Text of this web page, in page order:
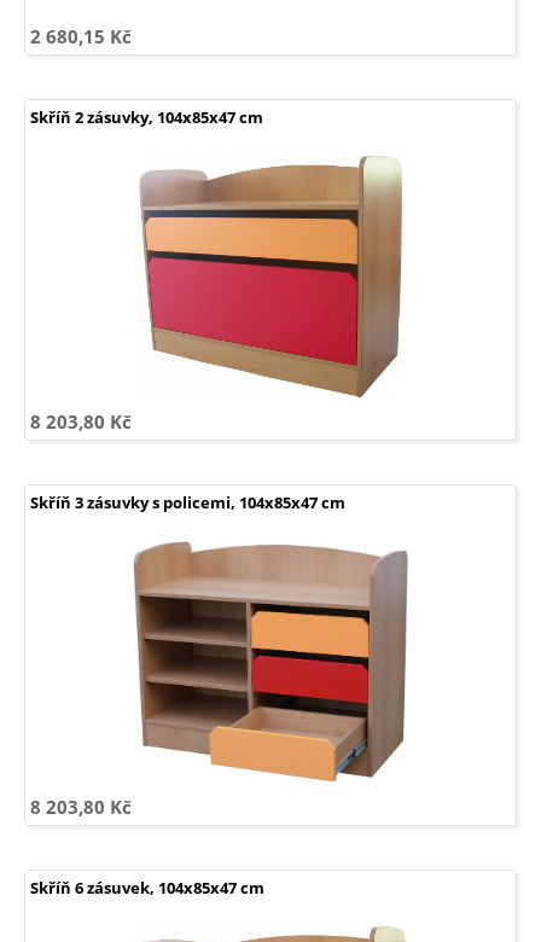
2 680,15 Kč
Skříň 2 zásuvky, 104x85x47 cm
8 203,80 Kč
Skříň 3 zásuvky s policemi, 104x85x47 cm
8 203,80 Kč
Skříň 6 zásuvek, 104x85x47 cm